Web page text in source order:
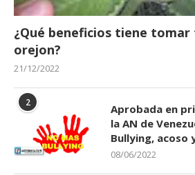
¿Qué beneficios tiene
orejon?
21/12/2022
2
Aprobada en
la AN de
Bullying, acoso
08/06/2022